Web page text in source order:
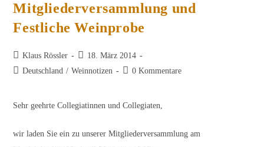
Mitgliederversammlung und
Festliche Weinprobe
Beitrags-
Autor:
Klaus Rössler
Beitrag
veröffentlicht:
18. März 2014
Beitrags-
Deutschland / Weinnotizen
Beitrags-
0 Kommentare
Sehr geehrte Collegiatinnen und Collegiaten,
wir laden Sie ein zu unserer Mitgliederversammlung am